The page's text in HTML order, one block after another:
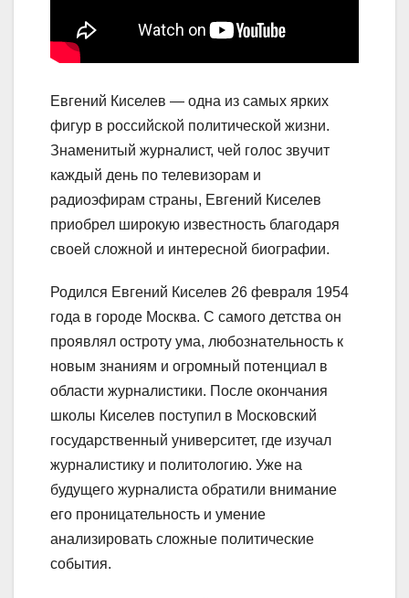
Евгений Киселев — одна из самых ярких
фигур в российской политической жизни.
Знаменитый журналист, чей голос звучит
каждый день по телевизорам и
радиоэфирам страны, Евгений Киселев
приобрел широкую известность благодаря
своей сложной и интересной биографии.
Родился Евгений Киселев 26 февраля 1954
года в городе Москва. С самого детства он
проявлял остроту ума, любознательность к
новым знаниям и огромный потенциал в
области журналистики. После окончания
школы Киселев поступил в Московский
государственный университет, где изучал
журналистику и политологию. Уже на
будущего журналиста обратили внимание
его проницательность и умение
анализировать сложные политические
события.